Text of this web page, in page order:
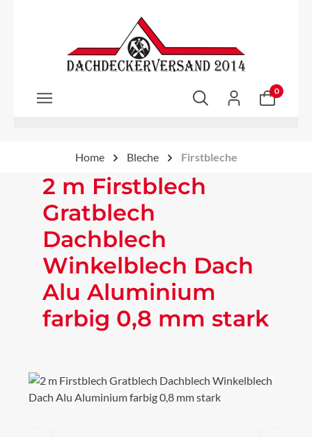
Zum Hauptinhalt springen
0
Home Bleche Firstbleche
2 m Firstblech
Gratblech
Dachblech
Winkelblech Dach
Alu Aluminium
farbig 0,8 mm stark
Bildergalerie überspringen